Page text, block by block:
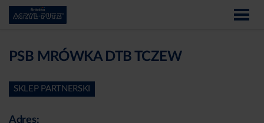
PSB MRÓWKA DTB TCZEW
SKLEP PARTNERSKI
Adres: